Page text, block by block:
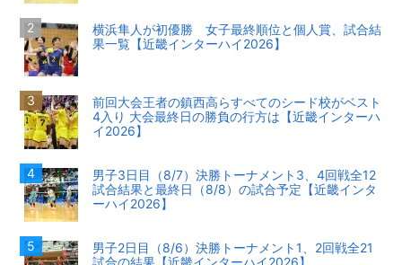
横浜隼人が初優勝 女子最終順位と個人賞、試合結
果一覧【近畿インターハイ2026】
前回大会王者の鎮西高らすべてのシード校がベスト
4入り 大会最終日の勝負の行方は【近畿インターハ
イ2026】
男子3日目（8/7）決勝トーナメント3、4回戦全12
試合結果と最終日（8/8）の試合予定【近畿インタ
ーハイ2026】
男子2日目（8/6）決勝トーナメント1、2回戦全21